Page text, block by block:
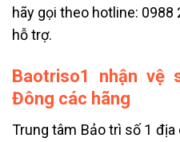
hãy gọi theo hotline:
hỗ trợ.
Baotriso1 nhận vệ
Đông các hãng
Trung tâm Bảo trì số 1